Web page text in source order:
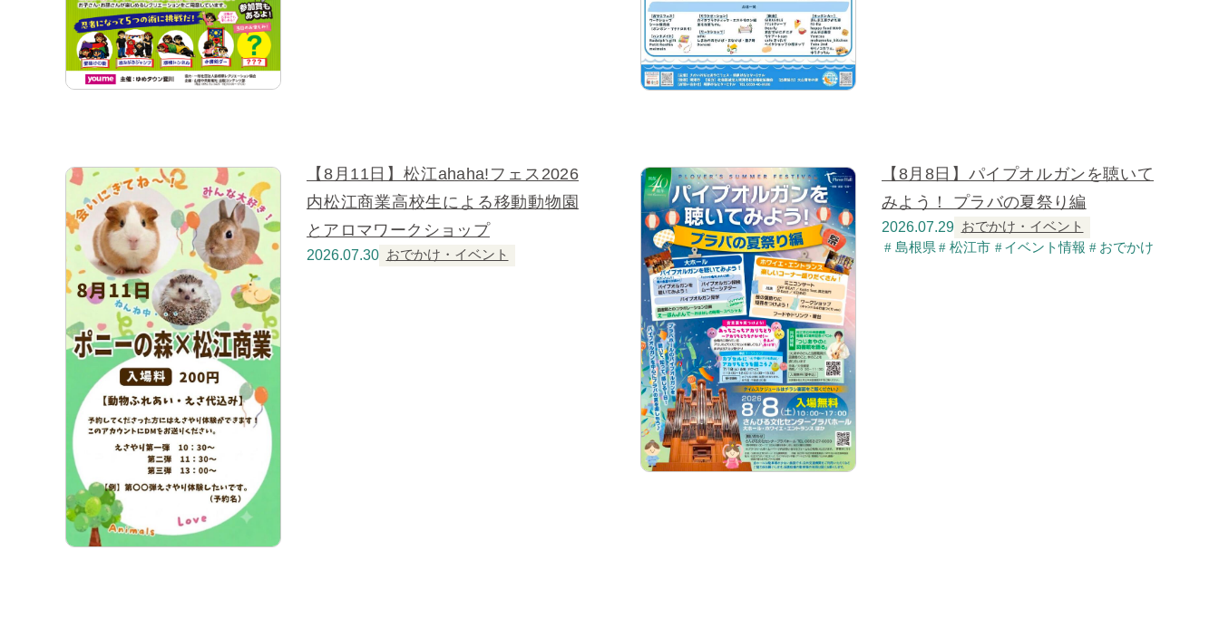
【8月11日】松江ahaha!フェス2026
内松江商業高校生による移動動物園
とアロマワークショップ
2026.07.30 おでかけ・イベント
【8月8日】パイプオルガンを聴いて
みよう！ プラバの夏祭り編
2026.07.29 おでかけ・イベント
島根県
松江市 イベント情報 おでかけ